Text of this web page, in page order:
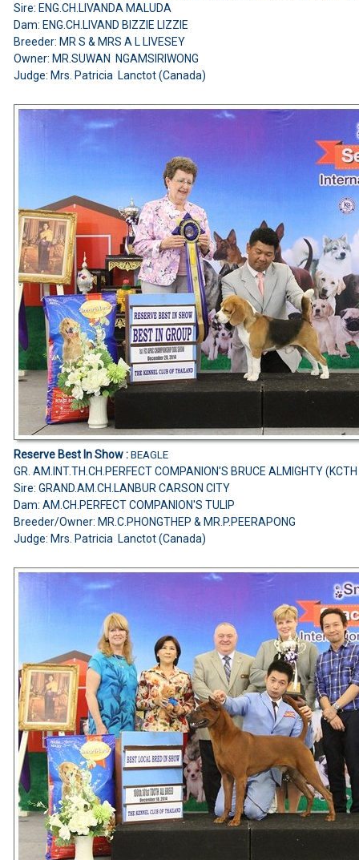
Sire: ENG.CH.LIVANDA MALUDA
Dam: ENG.CH.LIVAND BIZZIE LIZZIE
Breeder: MR S & MRS A L LIVESEY
Owner: MR.SUWAN NGAMSIRIWONG
Judge: Mrs. Patricia Lanctot (Canada)
Reserve Best In Show : BEAGLE
GR. AM.INT.TH.CH.PERFECT COMPANION'S BRUCE ALMIGHTY
Sire: GRAND.AM.CH.LANBUR CARSON CITY
Dam: AM.CH.PERFECT COMPANION'S TULIP
Breeder/Owner: MR.C.PHONGTHEP & MR.P.PEERAPONG
Judge: Mrs. Patricia Lanctot (Canada)